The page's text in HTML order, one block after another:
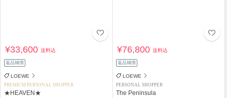
¥33,600送料込
返品補償
LOEWE
PREMIUM PERSONAL SHOPPER
★HEAVEN★
¥76,800送料込
返品補償
LOEWE
PERSONAL SHOPPER
The Peninsula